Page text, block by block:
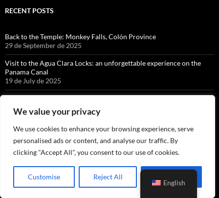
We value your privacy
We use cookies to enhance your browsing experience, serve
personalised ads or content, and analyse our traffic. By
clicking "Accept All", you consent to our use of cookies.
Customise Reject All
RECENT POSTS
Back to the Temple: Monkey Falls, Colón Province
29 de September de 2025
Visit to the Agua Clara Locks: an unforgettable experience on the
Panama Canal
19 de July de 2025
13 de June de 2025
Caminando alrededor de Bajo Bonito
13 de May de 2025
La Granja de Alicia, Capira.
Centro Natural de Punta Culebra, Ciudad de Panamá.
10 de April de 2024
English